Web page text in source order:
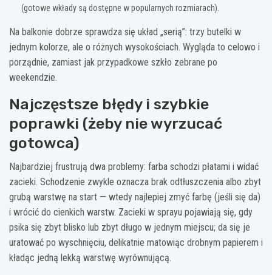
(gotowe wkłady są dostępne w popularnych rozmiarach).
Na balkonie dobrze sprawdza się układ „serią”: trzy butelki w
jednym kolorze, ale o różnych wysokościach. Wygląda to celowo i
porządnie, zamiast jak przypadkowe szkło zebrane po
weekendzie.
Najczęstsze błędy i szybkie
poprawki (żeby nie wyrzucać
gotowca)
Najbardziej frustrują dwa problemy: farba schodzi płatami i widać
zacieki. Schodzenie zwykle oznacza brak odtłuszczenia albo zbyt
grubą warstwę na start — wtedy najlepiej zmyć farbę (jeśli się da)
i wrócić do cienkich warstw. Zacieki w sprayu pojawiają się, gdy
psika się zbyt blisko lub zbyt długo w jednym miejscu; da się je
uratować po wyschnięciu, delikatnie matowiąc drobnym papierem i
kładąc jedną lekką warstwę wyrównującą.